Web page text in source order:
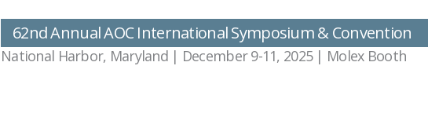
62nd Annual AOC International Symposium & Convention
National Harbor, Maryland | December 9-11, 2025 | Molex Booth